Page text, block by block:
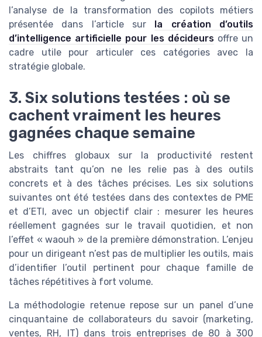
l’analyse de la transformation des copilots métiers
présentée dans l’article sur
la création d’outils
d’intelligence artificielle pour les décideursoffre un
cadre utile pour articuler ces catégories avec la
stratégie globale.
3. Six solutions testées : où se
cachent vraiment les heures
gagnées chaque semaine
Les chiffres globaux sur la productivité restent
abstraits tant qu’on ne les relie pas à des outils
concrets et à des tâches précises. Les six solutions
suivantes ont été testées dans des contextes de PME
et d’ETI, avec un objectif clair : mesurer les heures
réellement gagnées sur le travail quotidien, et non
l’effet « waouh » de la première démonstration. L’enjeu
pour un dirigeant n’est pas de multiplier les outils, mais
d’identifier l’outil pertinent pour chaque famille de
tâches répétitives à fort volume.
La méthodologie retenue repose sur un panel d’une
cinquantaine de collaborateurs du savoir (marketing,
ventes, RH, IT) dans trois entreprises de 80 à 300